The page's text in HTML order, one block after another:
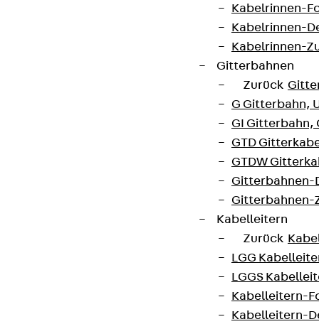
Kabelrinnen-
Kabelrinnen-
Kabelrinnen-
Gitterbahnen
Zurück
G Gitterbahn,
GI Gitterbahn,
GTD
GTDW
Gitterbahnen-
Gitterbahnen-
Kabelleitern
Zurück
LGG
LGGS
Kabelleitern-
Kabelleitern-